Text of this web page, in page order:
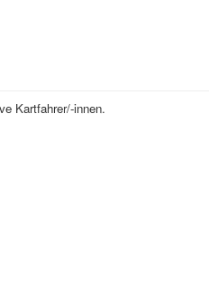
Kartfahrer/-innen.